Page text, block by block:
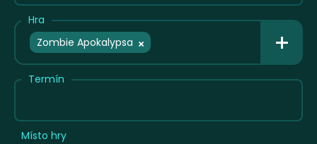
Hra
Zombie Apokalypsa
Termín
Místo hry